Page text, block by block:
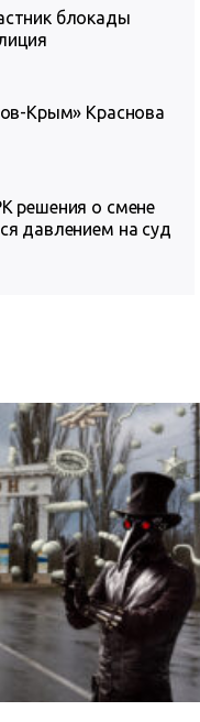
блокады
Крым» Краснова
решения о смене
давлением на суд